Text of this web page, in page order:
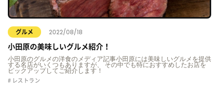
グルメ 2022/08/18
小田原の美味しいグルメ紹介！
小田原のグルメの洋食のメディア記事小田原には美味しいグルメを提供
する名店がいくつもありますが、 その中でも特におすすめしたお店を
ピックアップしてご紹介します！
レストラン